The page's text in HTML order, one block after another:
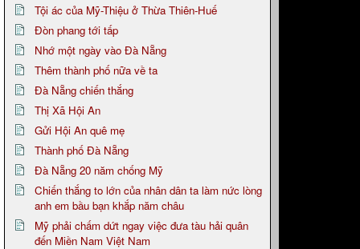
Tội ác của Mỹ-Thiệu ở Thừa Thiên-Huế
Đòn phang tới tấp
Nhớ một ngày vào Đà Nẵng
Thêm thành phố nữa về ta
Đà Nẵng chiến thắng
Thị Xã Hội An
Gửi Hội An quê mẹ
Thành phố Đà Nẵng
Đà Nẵng 20 năm chống Mỹ
Chiến thắng to lớn của nhân dân ta làm nức lòng
anh em bầu bạn khắp năm châu
Mỹ phải chấm dứt ngay việc đưa tàu hải quân
đến Miền Nam Việt Nam